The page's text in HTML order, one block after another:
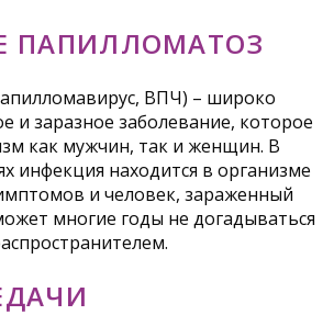
ПАПИЛЛОМАТОЗ
ВПЧ) – широко
и заразное заболевание, которое
как мужчин, так и женщин. В
инфекция находится в организме
и человек, зараженный
многие годы не догадываться